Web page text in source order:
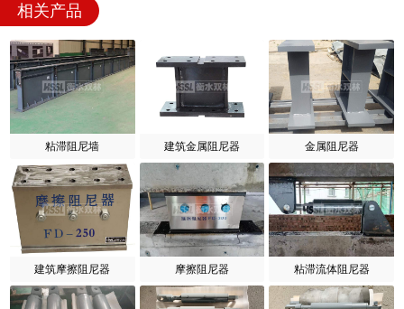
相关产品
粘滞阻尼墙 建筑金属阻尼器 金属阻尼器
建筑摩擦阻尼器 摩擦阻尼器 粘滞流体阻尼器